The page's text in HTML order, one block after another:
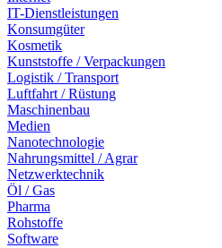
IT-Dienstleistungen
Konsumgüter
Kosmetik
Kunststoffe / Verpackungen
Logistik / Transport
Luftfahrt / Rüstung
Maschinenbau
Medien
Nanotechnologie
Nahrungsmittel / Agrar
Netzwerktechnik
Öl / Gas
Pharma
Rohstoffe
Software